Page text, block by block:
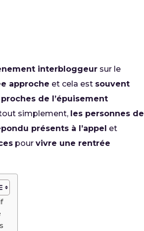
interbloggeur sur le
approche et cela est souvent
de l’épuisement
simplement, les personnes de
présents à l’appel et
pourvivre une rentrée